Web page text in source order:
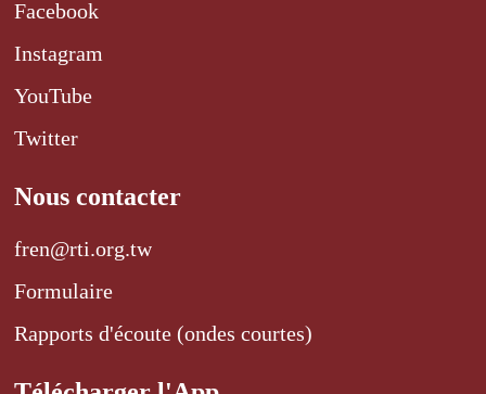
Facebook
Instagram
YouTube
Twitter
Nous contacter
fren@rti.org.tw
Formulaire
Rapports d'écoute (ondes courtes)